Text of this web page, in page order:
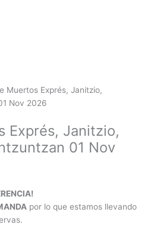
Muertos Exprés, Janitzio,
Nov 2026
Exprés, Janitzio,
01 Nov
por lo que estamos llevando